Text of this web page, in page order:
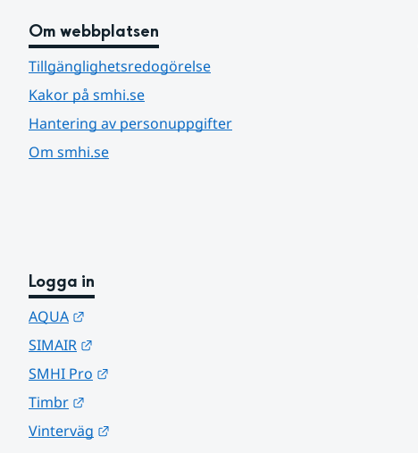
Om webbplatsen
Tillgänglighetsredogörelse
Kakor på smhi.se
Hantering av personuppgifter
Om smhi.se
Logga in
AQUA
SIMAIR
SMHI Pro
Timbr
Vinterväg